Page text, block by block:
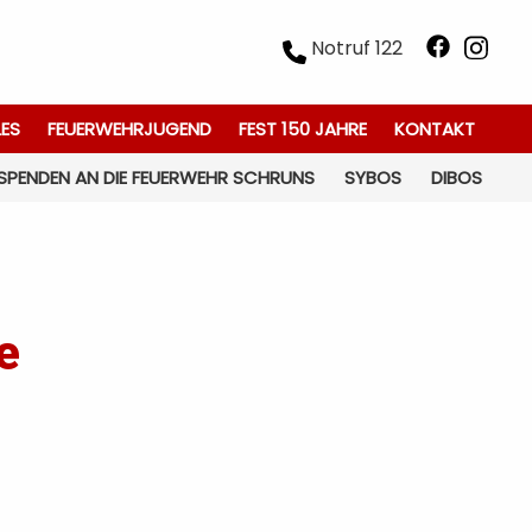
Notruf 122
FEUERWEHRJUGEND FEST 150 JAHRE
KONTAKT
AN DIE FEUERWEHR SCHRUNS
SYBOS DIBOS